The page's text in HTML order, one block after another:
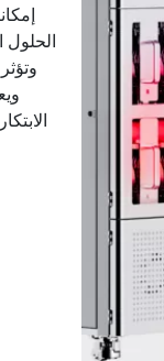
الحلول